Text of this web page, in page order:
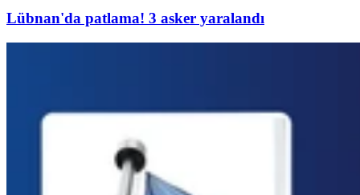
Lübnan'da patlama! 3 asker yaralandı